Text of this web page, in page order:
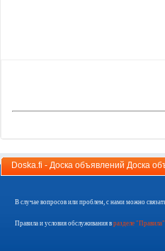
Doska.fi - Доска объявлений Доска
В случае вопросов или проблем, с нами можно
Правила и условия обслуживания в разделе "Правила"